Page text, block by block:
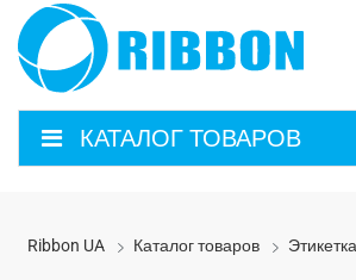
КАТАЛОГ ТОВАРОВ
Ribbon UA Каталог товаров Этикетка